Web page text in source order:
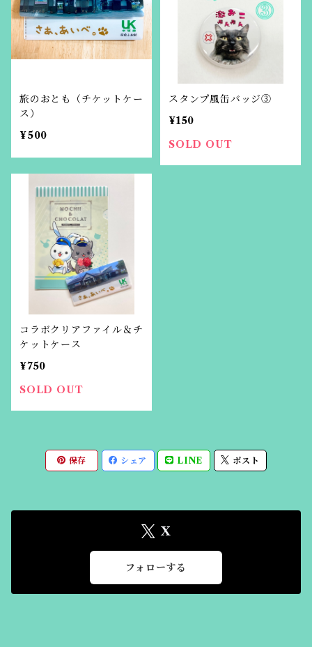
旅のおとも（チケットケー
ス）
¥500
スタンプ風缶バッジ③
¥150
SOLD OUT
コラボクリアファイル＆チ
ケットケース
¥750
SOLD OUT
保存 シェア LINE ポスト
X
フォローする